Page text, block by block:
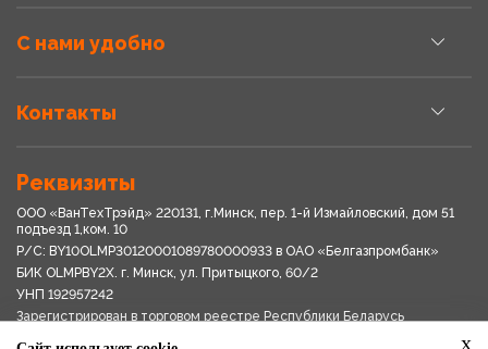
С нами удобно
Контакты
Реквизиты
ООО «ВанТехТрэйд» 220131, г.Минск, пер. 1-й Измайловский, дом 51
подъезд 1,ком. 10
Р/С: BY10OLMP30120001089780000933 в OАО «Белгазпромбанк»
БИК OLMPBY2X. г. Минск, ул. Притыцкого, 60/2
УНП 192957242
Зарегистрирован в торговом реестре Республики Беларусь
x